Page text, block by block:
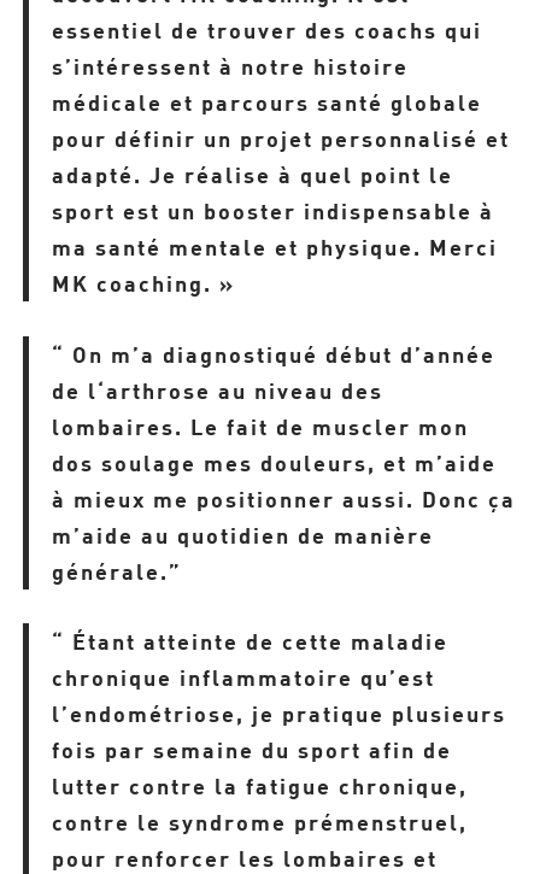
essentiel de trouver des coachs qui
s’intéressent à notre histoire
médicale et parcours santé globale
pour définir un projet personnalisé et
adapté. Je réalise à quel point le
sport est un booster indispensable à
ma santé mentale et physique. Merci
MK coaching. »
“ On m’a diagnostiqué début d’année
de l‘arthrose au niveau des
lombaires. Le fait de muscler mon
dos soulage mes douleurs, et m’aide
à mieux me positionner aussi. Donc ça
m’aide au quotidien de manière
générale.”
“ Étant atteinte de cette maladie
chronique inflammatoire qu’est
l’endométriose, je pratique plusieurs
fois par semaine du sport afin de
lutter contre la fatigue chronique,
contre le syndrome prémenstruel,
pour renforcer les lombaires et